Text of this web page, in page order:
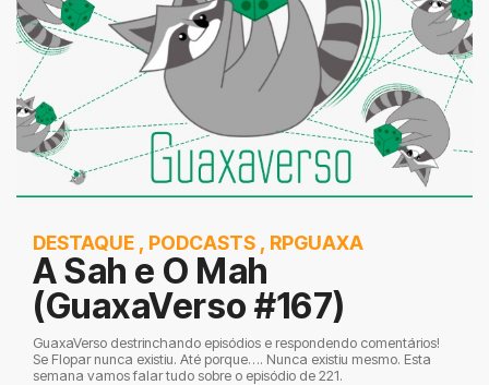
DESTAQUE , PODCASTS , RPGUAXA
A Sah e O Mah
(GuaxaVerso #167)
GuaxaVerso destrinchando episódios e respondendo comentários!
Se Flopar nunca existiu. Até porque…. Nunca existiu mesmo. Esta
semana vamos falar tudo sobre o episódio de 221.